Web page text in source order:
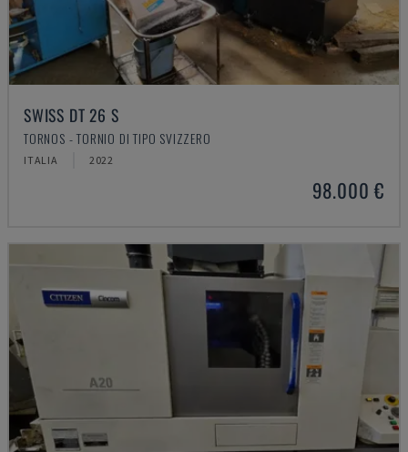
SWISS DT 26 S
TORNOS - TORNIO DI TIPO SVIZZERO
ITALIA 2022
98.000 €